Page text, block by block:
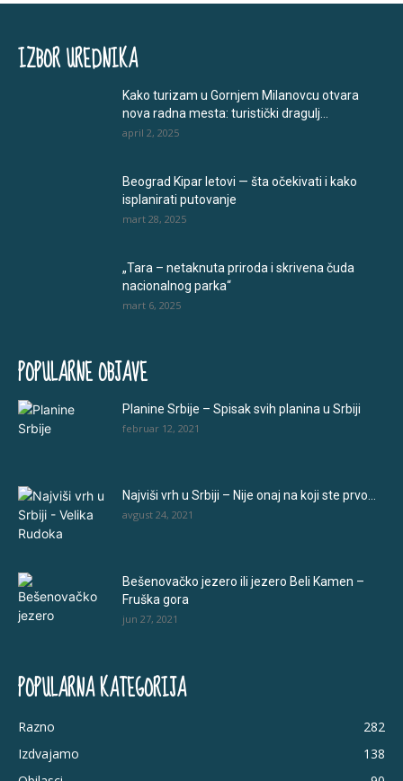
IZBOR UREDNIKA
Kako turizam u Gornjem Milanovcu otvara
nova radna mesta: turistički dragulj...
april 2, 2025
Beograd Kipar letovi — šta očekivati i kako
isplanirati putovanje
mart 28, 2025
„Tara – netaknuta priroda i skrivena čuda
nacionalnog parka“
mart 6, 2025
POPULARNE OBJAVE
Planine Srbije – Spisak svih planina u Srbiji
februar 12, 2021
Najviši vrh u Srbiji – Nije onaj na koji ste prvo...
avgust 24, 2021
Bešenovačko jezero ili jezero Beli Kamen –
Fruška gora
jun 27, 2021
POPULARNA KATEGORIJA
Razno
282
Izdvajamo
138